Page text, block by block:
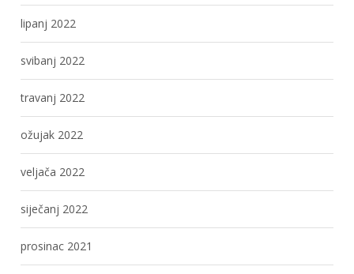
lipanj 2022
svibanj 2022
travanj 2022
ožujak 2022
veljača 2022
siječanj 2022
prosinac 2021